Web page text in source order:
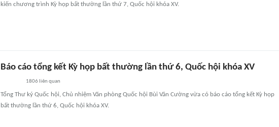
kiến chương trình Kỳ họp bất thường lần thứ 7, Quốc hội khóa XV.
Báo cáo tổng kết Kỳ họp bất thường lần thứ 6, Quốc hội khóa XV
1806 liên quan
Tổng Thư ký Quốc hội, Chủ nhiệm Văn phòng Quốc hội Bùi Văn Cường vừa có báo cáo tổng kết Kỳ họp
bất thường lần thứ 6, Quốc hội khóa XV.